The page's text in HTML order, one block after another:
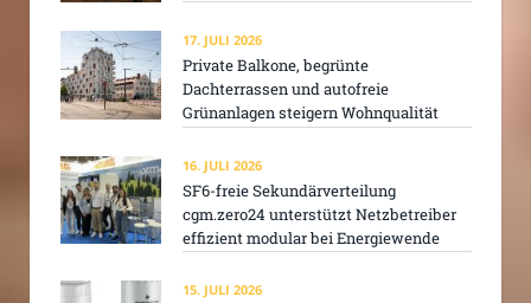
17. JULI 2026
Private Balkone, begrünte
Dachterrassen und autofreie
Grünanlagen steigern Wohnqualität
16. JULI 2026
SF6-freie Sekundärverteilung
cgm.zero24 unterstützt Netzbetreiber
effizient modular bei Energiewende
15. JULI 2026